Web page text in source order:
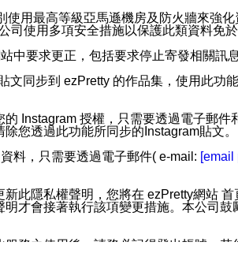
用最高等級亞馬遜機房及防火牆來強
使用多項安全措施以保護此類資料免
中要求更正，包括要求停止寄發相關訊息
同步到 ezPretty 的作品集，使用此功
Instagram 授權，只需要透過電子郵
您透過此功能所同步的Instagram貼文。
料，只需要透過電子郵件( e-mail: [email
此隱私權聲明，您將在 ezPretty網站
才會接著執行該項變更措施。本公司
務之使用後，請務必記得登出帳號。